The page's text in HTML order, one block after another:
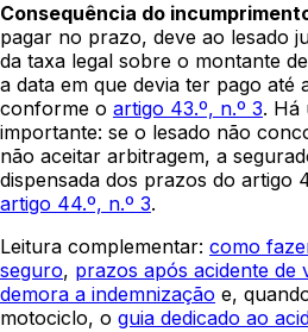
Consequência do
pagar no prazo, deve ao lesado
da taxa legal sobre o montante
a data em que devia ter pago até
conforme o artigo 43.º, n.º 3. Há
importante: se o lesado não
não aceitar arbitragem, a
dispensada dos prazos do artigo
artigo 44.º, n.º 3.
Leitura complementar: como
seguro, prazos após acidente de
demora a indemnização e,
motociclo, o guia dedicado ao